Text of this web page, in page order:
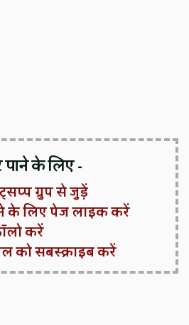
के लिए -
ग्रुप से जुड़ें
लिए पेज लाइक करें
करें
को सबस्क्राइब करें